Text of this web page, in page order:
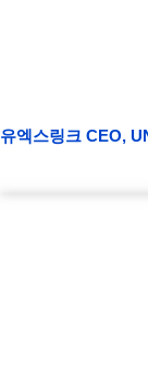
유엑스링크 CEO,